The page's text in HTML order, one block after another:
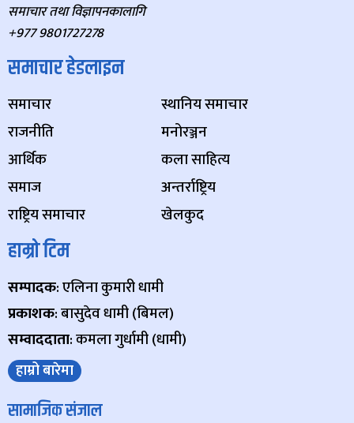
समाचार तथा विज्ञापनकालागि
+977 9801727278
समाचार हेडलाइन
समाचार
राजनीति
आर्थिक
समाज
राष्ट्रिय समाचार
स्थानिय समाचार
मनोरञ्जन
कला साहित्य
अन्तर्राष्ट्रिय
खेलकुद
हाम्रो टिम
सम्पादक: एलिना कुमारी धामी
प्रकाशक: बासुदेव धामी (बिमल)
सम्वाददाता: कमला गुर्धामी (धामी)
हाम्रो बारेमा
सामाजिक संजाल